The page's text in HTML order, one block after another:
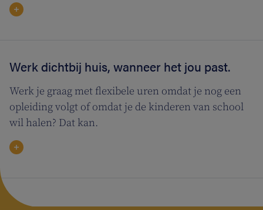
Werk dichtbij huis, wanneer het jou past.
Werk je graag met flexibele uren omdat je nog een
opleiding volgt of omdat je de kinderen van school
wil halen? Dat kan.